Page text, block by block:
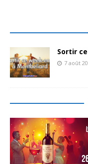
Sortir
7 août